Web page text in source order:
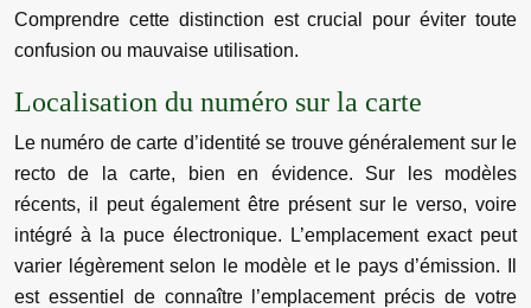
Comprendre cette distinction est crucial pour éviter toute
confusion ou mauvaise utilisation.
Localisation du numéro sur la carte
Le numéro de carte d’identité se trouve généralement sur le
recto de la carte, bien en évidence. Sur les modèles
récents, il peut également être présent sur le verso, voire
intégré à la puce électronique. L’emplacement exact peut
varier légèrement selon le modèle et le pays d’émission. Il
est essentiel de connaître l’emplacement précis de votre